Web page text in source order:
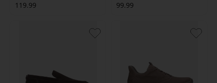
119.99 99.99